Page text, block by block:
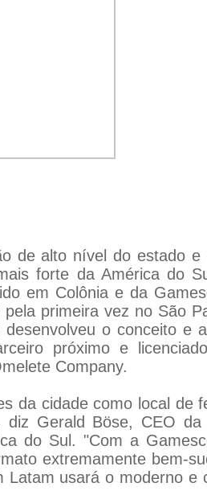
de alto nível do estado e
forte da América do
em Colônia e da
primeira vez no São
o conceito e
próximo e
Company.
da cidade como local de
Gerald Böse, CEO da
do Sul. "Com a
extremamente bem-
Latam usará o moderno e